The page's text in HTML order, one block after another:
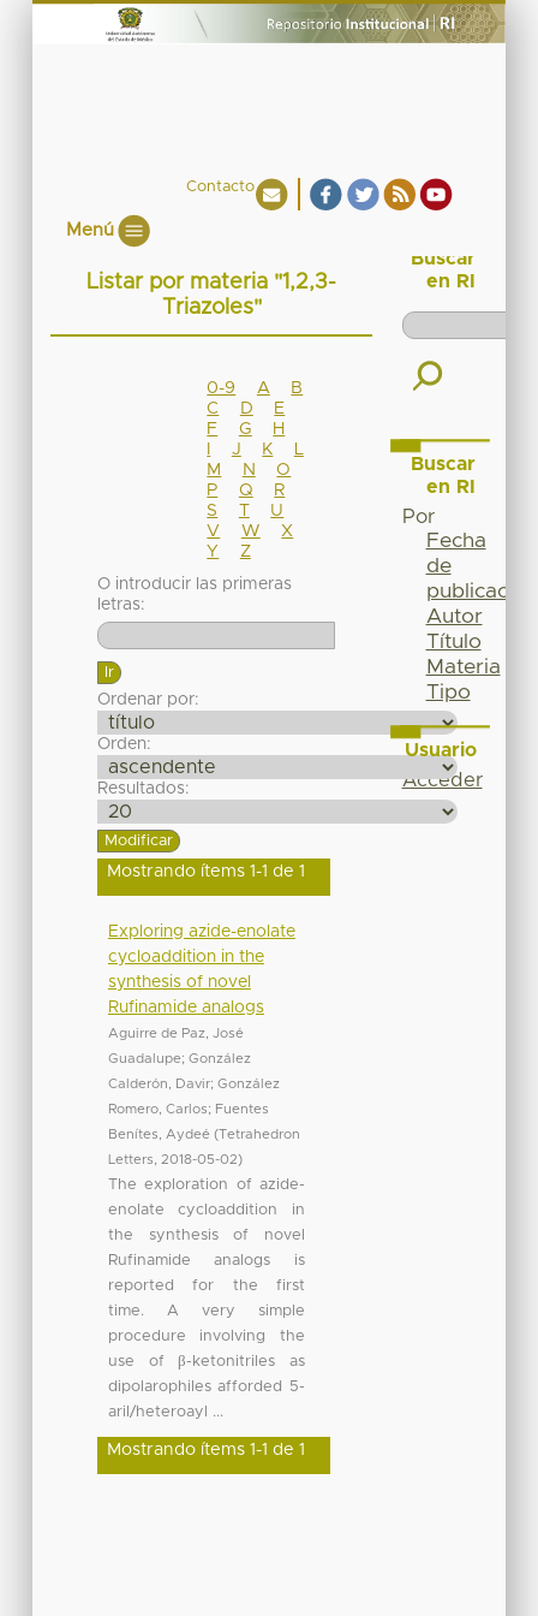
Contacto
Menú
Listar por materia "1,2,3-
Triazoles"
0-9 A
B
C
D
E
F
G
H
J K
M
N
O
P
Q
R
S
T
U
V
W
X
Y
Z
O introducir las primeras
letras:
Ordenar por:
Orden:
Resultados:
Mostrando ítems 1-1 de 1
Exploring azide-enolate
cycloaddition in the
synthesis of novel
Rufinamide analogs
Aguirre de Paz, José
Guadalupe; González
Calderón, Davir; González
Romero, Carlos; Fuentes
Benítes, Aydeé (Tetrahedron
Letters
2018-05-02)
The exploration of azide-
enolate cycloaddition in
the synthesis of novel
Rufinamide analogs is
reported for the first
time. A very simple
procedure involving the
use of β-ketonitriles as
dipolarophiles afforded 5-
aril/heteroayl ...
Mostrando ítems 1-1 de 1
Buscar
en RI
Buscar
en RI
Por
Fecha
de
publicación
Autor
Título
Materia
Tipo
Usuario
Acceder